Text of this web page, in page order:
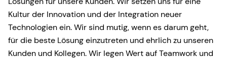
Kultur der Innovation und der Integration neuer
Technologien ein. Wir sind mutig, wenn es darum geht,
für die beste Lösung einzutreten und ehrlich zu unseren
Kunden und Kollegen. Wir legen Wert auf Teamwork und